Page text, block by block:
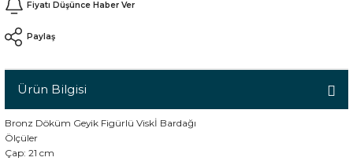
Fiyatı Düşünce Haber Ver
Paylaş
Ürün Bilgisi
Bronz Döküm Geyik Figürlü Viskİ Bardağı
Ölçüler
Çap: 21 cm